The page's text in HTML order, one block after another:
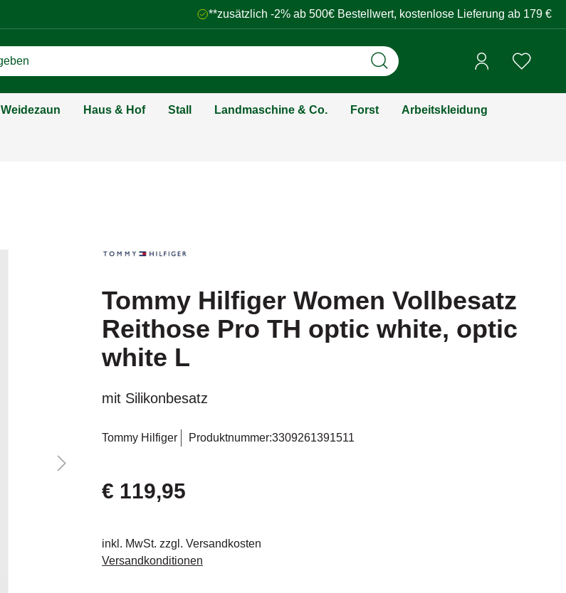
**zusätzlich -2% ab 500€ Bestellwert, kostenlose Lieferung ab 179 €
Weidezaun Haus & Hof Stall Landmaschine & Co. Forst Arbeitskleidung
Tommy Hilfiger Women Vollbesatz
Reithose Pro TH optic white, optic
white L
mit Silikonbesatz
Tommy Hilfiger Produktnummer:3309261391511
€ 119,95
inkl. MwSt. zzgl. Versandkosten
Versandkonditionen